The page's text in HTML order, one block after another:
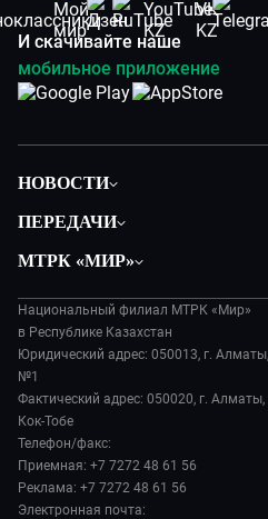
И скачивайте наше
мобильное приложение
НОВОСТИ
Экономика
Происшествия
Наука и технологии
Здоровье и медицина
Спорт
Авто
Культура
ПЕРЕДАЧИ
Вместе выгодно
Евразия. Культурно
Евразия. Регионы
Наши иностранцы
Пять причин поехать в...
Сделано в Содружестве
МТРК «МИР»
История
Руководство
Лица мира
Пресса о нас
Карьера
Реклама
Национальный филиал МТРК «Мир»
в Республике Казахстан
Юридический адрес: 050013, г.
№1
Фактический адрес: 050020, г.
Кок-Тобе
Телефон/факс:
Приемная: +7 7272 48 61 56
Реклама: +7 7272 48 61 56
Электронная почта: